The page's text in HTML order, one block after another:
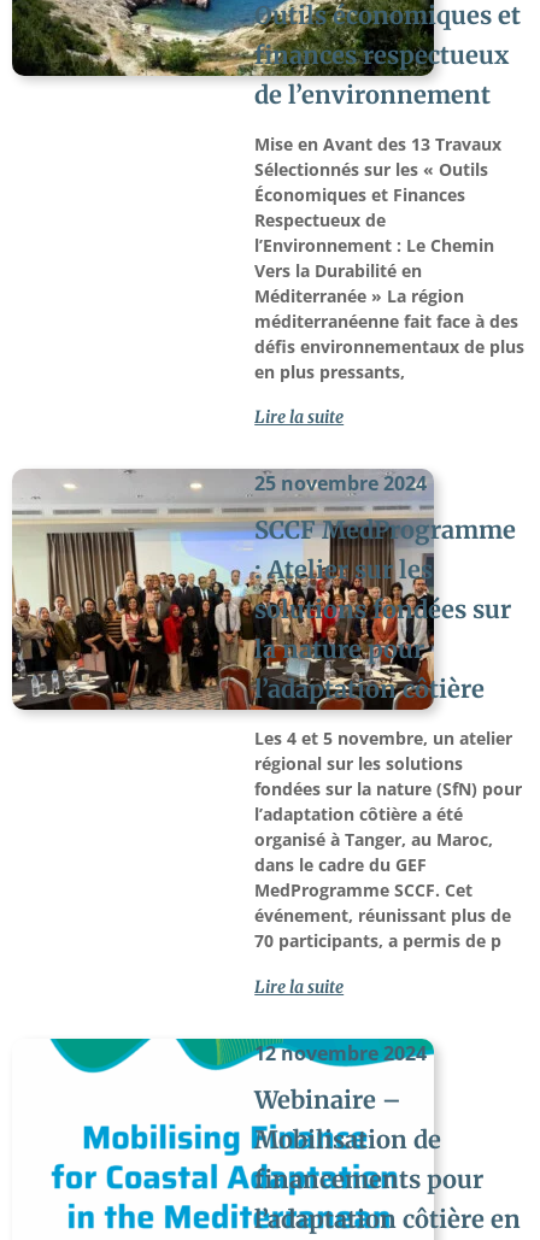
Outils économiques et
finances respectueux
de l’environnement
Mise en Avant des 13 Travaux
Sélectionnés sur les « Outils
Économiques et Finances
Respectueux de
l’Environnement : Le Chemin
Vers la Durabilité en
Méditerranée » La région
méditerranéenne fait face à des
défis environnementaux de plus
en plus pressants,
Lire la suite
25 novembre 2024
SCCF MedProgramme
: Atelier sur les
solutions fondées sur
la nature pour
l’adaptation côtière
Les 4 et 5 novembre, un atelier
régional sur les solutions
fondées sur la nature (SfN) pour
l’adaptation côtière a été
organisé à Tanger, au Maroc,
dans le cadre du GEF
MedProgramme SCCF. Cet
événement, réunissant plus de
70 participants, a permis de p
Lire la suite
12 novembre 2024
Webinaire –
Mobilisation de
financements pour
l’adaptation côtière en